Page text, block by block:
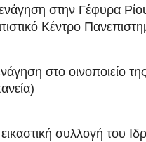
στην Γέφυρα
Κέντρο
στο οινοποιείο
συλλογή του